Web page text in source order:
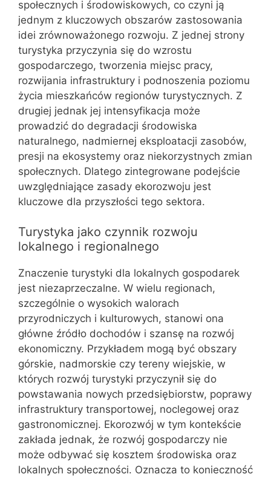
społecznych i środowiskowych, co czyni ją
jednym z kluczowych obszarów zastosowania
idei zrównoważonego rozwoju. Z jednej strony
turystyka przyczynia się do wzrostu
gospodarczego, tworzenia miejsc pracy,
rozwijania infrastruktury i podnoszenia poziomu
życia mieszkańców regionów turystycznych. Z
drugiej jednak jej intensyfikacja może
prowadzić do degradacji środowiska
naturalnego, nadmiernej eksploatacji zasobów,
presji na ekosystemy oraz niekorzystnych zmian
społecznych. Dlatego zintegrowane podejście
uwzględniające zasady ekorozwoju jest
kluczowe dla przyszłości tego sektora.
Turystyka jako czynnik rozwoju
lokalnego i regionalnego
Znaczenie turystyki dla lokalnych gospodarek
jest niezaprzeczalne. W wielu regionach,
szczególnie o wysokich walorach
przyrodniczych i kulturowych, stanowi ona
główne źródło dochodów i szansę na rozwój
ekonomiczny. Przykładem mogą być obszary
górskie, nadmorskie czy tereny wiejskie, w
których rozwój turystyki przyczynił się do
powstawania nowych przedsiębiorstw, poprawy
infrastruktury transportowej, noclegowej oraz
gastronomicznej. Ekorozwój w tym kontekście
zakłada jednak, że rozwój gospodarczy nie
może odbywać się kosztem środowiska oraz
lokalnych społeczności. Oznacza to konieczność